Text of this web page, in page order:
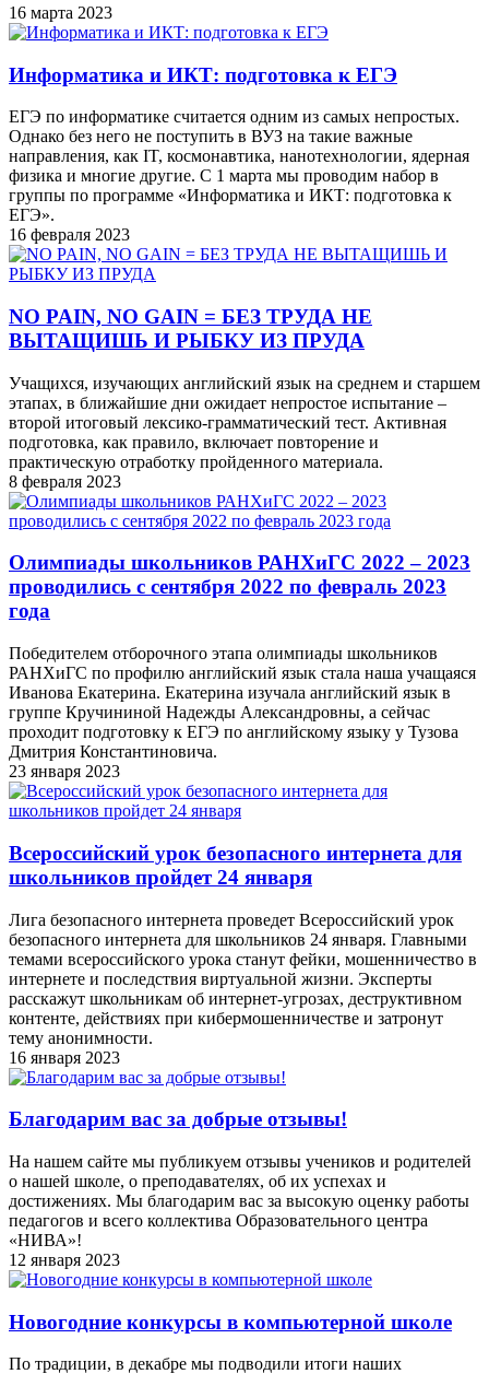
16 марта 2023
Информатика и ИКТ: подготовка к ЕГЭ
ЕГЭ по информатике считается одним из самых непростых.
Однако без него не поступить в ВУЗ на такие важные
направления, как IT, космонавтика, нанотехнологии, ядерная
физика и многие другие. С 1 марта мы проводим набор в
группы по программе «Информатика и ИКТ: подготовка к
ЕГЭ».
16 февраля 2023
NO PAIN, NO GAIN = БЕЗ ТРУДА НЕ
ВЫТАЩИШЬ И РЫБКУ ИЗ ПРУДА
Учащихся, изучающих английский язык на среднем и старшем
этапах, в ближайшие дни ожидает непростое испытание –
второй итоговый лексико-грамматический тест. Активная
подготовка, как правило, включает повторение и
практическую отработку пройденного материала.
8 февраля 2023
Олимпиады школьников РАНХиГС 2022 – 2023
проводились с сентября 2022 по февраль 2023
года
Победителем отборочного этапа олимпиады школьников
РАНХиГС по профилю английский язык стала наша учащаяся
Иванова Екатерина. Екатерина изучала английский язык в
группе Кручининой Надежды Александровны, а сейчас
проходит подготовку к ЕГЭ по английскому языку у Тузова
Дмитрия Константиновича.
23 января 2023
Всероссийский урок безопасного интернета для
школьников пройдет 24 января
Лига безопасного интернета проведет Всероссийский урок
безопасного интернета для школьников 24 января. Главными
темами всероссийского урока станут фейки, мошенничество в
интернете и последствия виртуальной жизни. Эксперты
расскажут школьникам об интернет-угрозах, деструктивном
контенте, действиях при кибермошенничестве и затронут
тему анонимности.
16 января 2023
Благодарим вас за добрые отзывы!
На нашем сайте мы публикуем отзывы учеников и родителей
о нашей школе, о преподавателях, об их успехах и
достижениях. Мы благодарим вас за высокую оценку работы
педагогов и всего коллектива Образовательного центра
«НИВА»!
12 января 2023
Новогодние конкурсы в компьютерной школе
По традиции, в декабре мы подводили итоги наших